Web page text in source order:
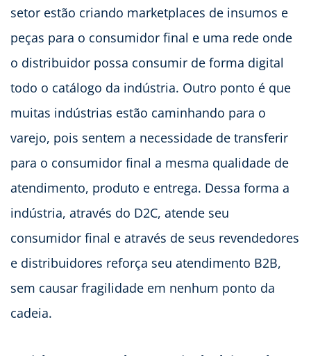
setor estão criando marketplaces de insumos e
peças para o consumidor final e uma rede onde
o distribuidor possa consumir de forma digital
todo o catálogo da indústria. Outro ponto é que
muitas indústrias estão caminhando para o
varejo, pois sentem a necessidade de transferir
para o consumidor final a mesma qualidade de
atendimento, produto e entrega. Dessa forma a
indústria, através do D2C, atende seu
consumidor final e através de seus revendedores
e distribuidores reforça seu atendimento B2B,
sem causar fragilidade em nenhum ponto da
cadeia.